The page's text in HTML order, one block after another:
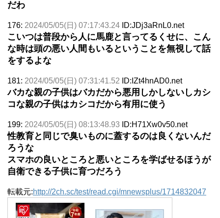
だわ
176: 2024/05/05(日) 07:17:43.24 ID:JDj3aRnL0.net
こいつは普段から人に馬鹿と言ってるくせに、こん
な時は頭の悪い人間もいるということを無視して話
をするよな
181: 2024/05/05(日) 07:31:41.52 ID:IZt4hnAD0.net
バカな親の子供はバカだから悪用しかしないしカシ
コな親の子供はカシコだから有用に使う
199: 2024/05/05(日) 08:13:48.93 ID:H71Xw0v50.net
性教育と同じで臭いものに蓋するのは良くないんだ
ろうな
スマホの良いところと悪いところを学ばせるほうが
自衛できる子供に育つだろう
転載元:http://2ch.sc/test/read.cgi/mnewsplus/1714832047